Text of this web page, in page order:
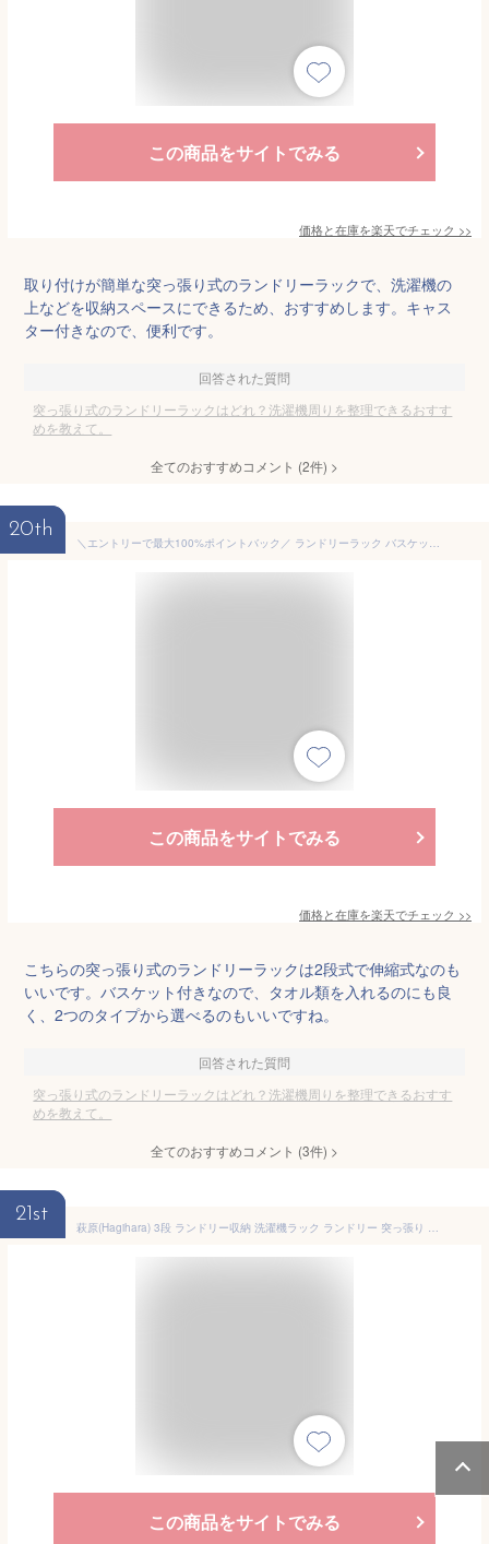
この商品をサイトでみる
価格と在庫を楽天でチェック >>
取り付けが簡単な突っ張り式のランドリーラックで、洗濯機の
上などを収納スペースにできるため、おすすめします。キャス
ター付きなので、便利です。
回答された質問
突っ張り式のランドリーラックはどれ？洗濯機周りを整理できるおすす
めを教えて。
全てのおすすめコメント (2件) >
20th
＼エントリーで最大100%ポイントバック／ ランドリーラック バスケットセット 棚2段 突っ張り 2段 洗濯機 ラック 洗濯かご バスケット おしゃれ 伸縮 洗濯機ラック 洗濯機収納 収納 ランドリー収納 収納棚 洗濯物 脱衣所 洗面所 洗濯機 白 黒 LSH-T200 ekans エカンズ
この商品をサイトでみる
価格と在庫を楽天でチェック >>
こちらの突っ張り式のランドリーラックは2段式で伸縮式なのも
いいです。バスケット付きなので、タオル類を入れるのにも良
く、2つのタイプから選べるのもいいですね。
回答された質問
突っ張り式のランドリーラックはどれ？洗濯機周りを整理できるおすす
めを教えて。
全てのおすすめコメント (3件) >
21st
萩原(Hagihara) 3段 ランドリー収納 洗濯機ラック ランドリー 突っ張り 【高さ無段階調節】 木目調 幅70 ブラウン KTR-3153BR
この商品をサイトでみる